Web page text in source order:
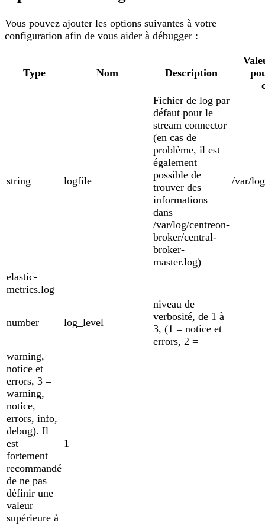
Vous pouvez ajouter les options suivantes à votre
configuration afin de vous aider à débugger :
Type Nom Description
string logfile
Fichier de log par
défaut pour le
stream connector
(en cas de
problème, il est
également
possible de
trouver des
informations
dans
/var/log/centreon-
broker/central-
broker-
master.log)
/var/
elastic-
metrics.log
number log_level
niveau de
verbosité, de 1 à
3, (1 = notice et
errors, 2 =
warning,
notice et
errors, 3 =
warning,
notice,
errors, info,
debug). Il
est
fortement
recommandé
de ne pas
définir une
valeur
supérieure à
1